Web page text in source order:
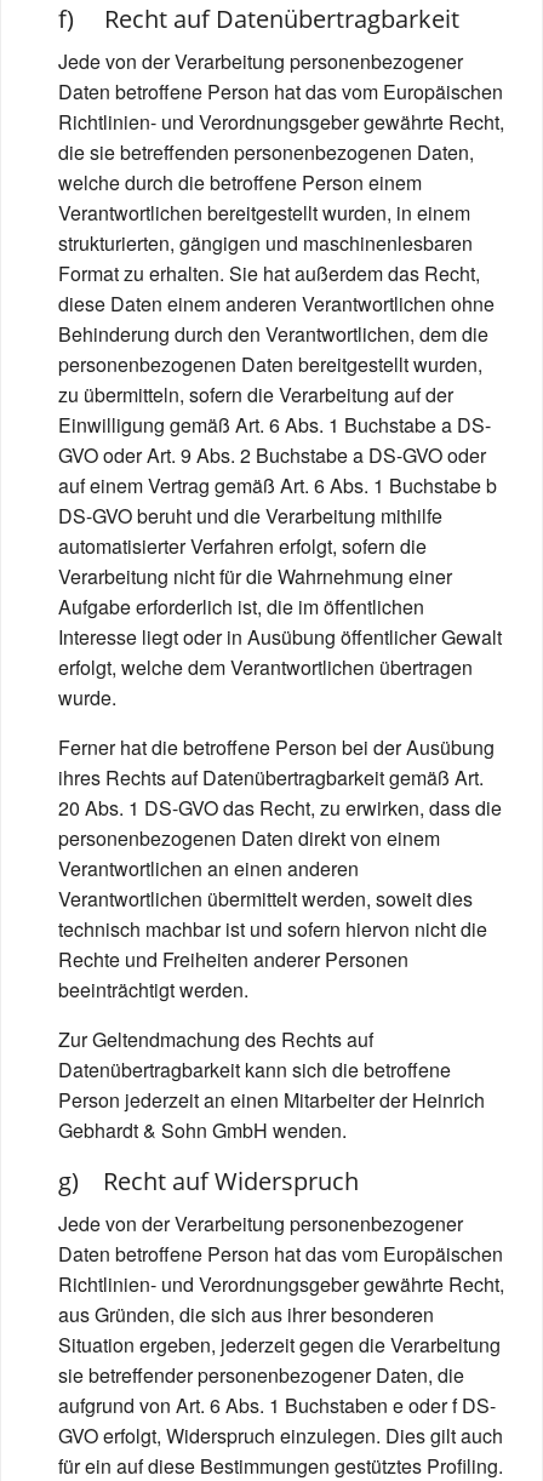
f) Recht auf Datenübertragbarkeit
Jede von der Verarbeitung personenbezogener
Daten betroffene Person hat das vom Europäischen
Richtlinien- und Verordnungsgeber gewährte Recht,
die sie betreffenden personenbezogenen Daten,
welche durch die betroffene Person einem
Verantwortlichen bereitgestellt wurden, in einem
strukturierten, gängigen und maschinenlesbaren
Format zu erhalten. Sie hat außerdem das Recht,
diese Daten einem anderen Verantwortlichen ohne
Behinderung durch den Verantwortlichen, dem die
personenbezogenen Daten bereitgestellt wurden,
zu übermitteln, sofern die Verarbeitung auf der
Einwilligung gemäß Art. 6 Abs. 1 Buchstabe a DS-
GVO oder Art. 9 Abs. 2 Buchstabe a DS-GVO oder
auf einem Vertrag gemäß Art. 6 Abs. 1 Buchstabe b
DS-GVO beruht und die Verarbeitung mithilfe
automatisierter Verfahren erfolgt, sofern die
Verarbeitung nicht für die Wahrnehmung einer
Aufgabe erforderlich ist, die im öffentlichen
Interesse liegt oder in Ausübung öffentlicher Gewalt
erfolgt, welche dem Verantwortlichen übertragen
wurde.
Ferner hat die betroffene Person bei der Ausübung
ihres Rechts auf Datenübertragbarkeit gemäß Art.
20 Abs. 1 DS-GVO das Recht, zu erwirken, dass die
personenbezogenen Daten direkt von einem
Verantwortlichen an einen anderen
Verantwortlichen übermittelt werden, soweit dies
technisch machbar ist und sofern hiervon nicht die
Rechte und Freiheiten anderer Personen
beeinträchtigt werden.
Zur Geltendmachung des Rechts auf
Datenübertragbarkeit kann sich die betroffene
Person jederzeit an einen Mitarbeiter der Heinrich
Gebhardt & Sohn GmbH wenden.
g) Recht auf Widerspruch
Jede von der Verarbeitung personenbezogener
Daten betroffene Person hat das vom Europäischen
Richtlinien- und Verordnungsgeber gewährte Recht,
aus Gründen, die sich aus ihrer besonderen
Situation ergeben, jederzeit gegen die Verarbeitung
sie betreffender personenbezogener Daten, die
aufgrund von Art. 6 Abs. 1 Buchstaben e oder f DS-
GVO erfolgt, Widerspruch einzulegen. Dies gilt auch
für ein auf diese Bestimmungen gestütztes Profiling.